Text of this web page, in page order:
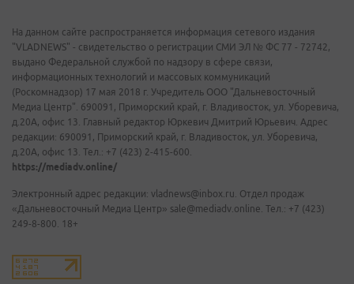
На данном сайте распространяется информация сетевого издания
"VLADNEWS" - свидетельство о регистрации СМИ ЭЛ № ФС 77 - 72742,
выдано Федеральной службой по надзору в сфере связи,
информационных технологий и массовых коммуникаций
(Роскомнадзор) 17 мая 2018 г. Учредитель ООО "Дальневосточный
Медиа Центр". 690091, Приморский край, г. Владивосток, ул. Уборевича,
д.20А, офис 13. Главный редактор Юркевич Дмитрий Юрьевич. Адрес
редакции: 690091, Приморский край, г. Владивосток, ул. Уборевича,
д.20А, офис 13. Тел.: +7 (423) 2-415-600.
https://mediadv.online/
Электронный адрес редакции: vladnews@inbox.ru. Отдел продаж
«Дальневосточный Медиа Центр» sale@mediadv.online. Тел.: +7 (423)
249-8-800. 18+